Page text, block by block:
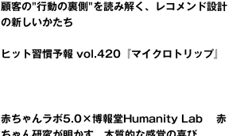
顧客の"行動の裏側"を読み解く、レコメンド設計
の新しいかたち
ヒット習慣予報 vol.420『マイクロトリップ』
赤ちゃんラボ5.0×博報堂Humanity Lab 赤